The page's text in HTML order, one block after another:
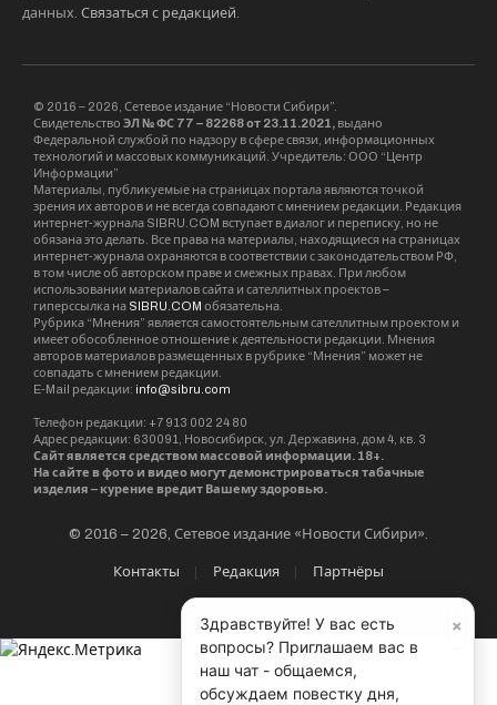
данных. Связаться с редакцией.
© 2016 – 2026, Сетевое издание “Новости Сибири”.
Свидетельство ЭЛ № ФС 77 – 82268 от 23.11.2021, выдано
Федеральной службой по надзору в сфере связи, информационных
технологий и массовых коммуникаций. Учредитель: ООО “Центр
Информации”
Материалы, публикуемые на страницах портала являются точкой
зрения их авторов и не всегда совпадают с мнением редакции. Редакция
интернет-журнала SIBRU.COM вступает в диалог и переписку, но не
обязана это делать. Все права на материалы, находящиеся на страницах
интернет-журнала охраняются в соответствии с законодательством РФ,
в том числе об авторском праве и смежных правах. При любом
использовании материалов сайта и сателлитных проектов –
гиперссылка на SIBRU.COM обязательна.
Рубрика “Мнения” является самостоятельным сателлитным проектом и
имеет обособленное отношение к деятельности редакции. Мнения
авторов материалов размещенных в рубрике “Мнения” может не
совпадать с мнением редакции.
E-Mail редакции: info@sibru.com
Телефон редакции: +7 913 002 24 80
Адрес редакции: 630091, Новосибирск, ул. Державина, дом 4, кв. 3
Сайт является средством массовой информации. 18+.
На сайте в фото и видео могут демонстрироваться табачные
изделия – курение вредит Вашему здоровью.
© 2016 – 2026, Сетевое издание «Новости Сибири».
Контакты Редакция Партнёры
×
Здравствуйте! У вас есть
вопросы? Приглашаем вас в
наш чат - общаемся,
обсуждаем повестку дня,